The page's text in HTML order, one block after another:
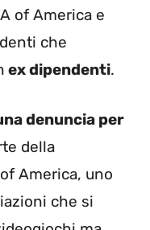
of America e
che
ex dipendenti.
denuncia per
della
America, uno
che si